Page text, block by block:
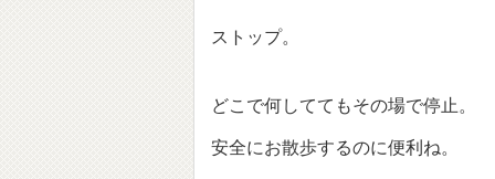
ストップ。
どこで何しててもその場で停止。
安全にお散歩するのに便利ね。